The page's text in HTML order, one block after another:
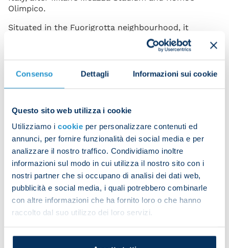
Consenso Dettagli Informazioni sui cookie
Questo sito web utilizza i cookie
Utilizziamo i cookie per personalizzare contenuti ed
annunci, per fornire funzionalità dei social media e per
analizzare il nostro traffico. Condividiamo inoltre
informazioni sul modo in cui utilizza il nostro sito con i
nostri partner che si occupano di analisi dei dati web,
pubblicità e social media, i quali potrebbero combinarle
con altre informazioni che ha fornito loro o che hanno
raccolto dal suo utilizzo dei loro servizi.
Olimpico.
Situated in the Fuorigrotta neighbourhood, it
measures 110 by 68 meters. It was remodelled for
the 1980 European Championship and again for the
and a new 330-seat press stand were installed, the
track and lighting systems were redone and the
stadium was brought up to FIFA safety standards.
gym, a fitness gym and a wrestling and martial arts
gym, Diego Armando Maradona Stadium has become
Naples’ major sports centre.
The sectors of the Diego Armando
Maradona Stadium